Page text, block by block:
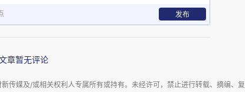
发布
章暂无评论
传媒及/或相关权利人专属所有或持有。未经许可，禁止进行转载、摘编、复